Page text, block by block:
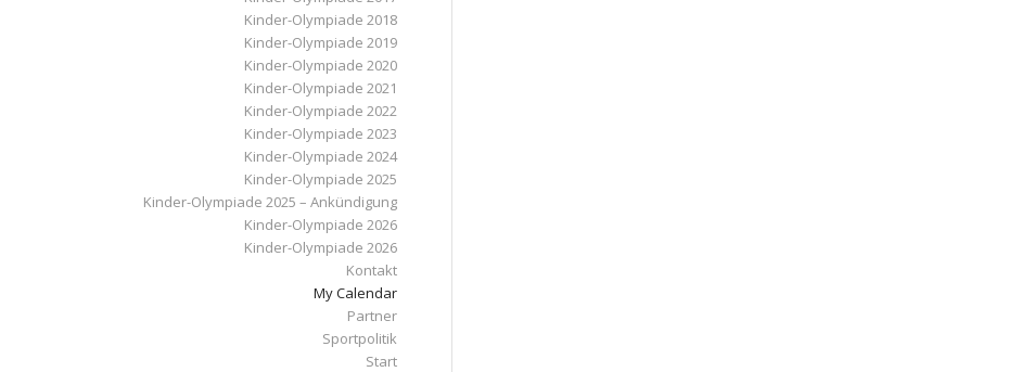
Kinder-Olympiade 2018
Kinder-Olympiade 2019
Kinder-Olympiade 2020
Kinder-Olympiade 2021
Kinder-Olympiade 2022
Kinder-Olympiade 2023
Kinder-Olympiade 2024
Kinder-Olympiade 2025
Kinder-Olympiade 2025 – Ankündigung
Kinder-Olympiade 2026
Kinder-Olympiade 2026
Kontakt
My Calendar
Partner
Sportpolitik
Start